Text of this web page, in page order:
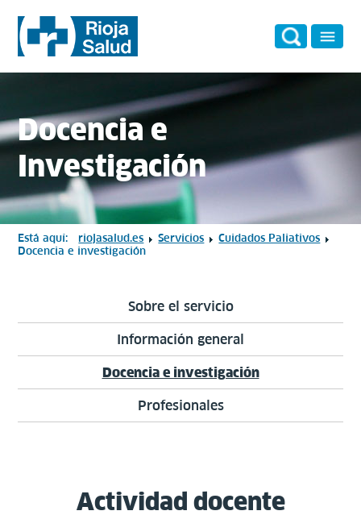
Docencia e
Investigación
Está aquí: riojasalud.es Servicios
Cuidados Paliativos
Docencia e investigación
Sobre el servicio
Información general
Docencia e investigación
Profesionales
Actividad docente